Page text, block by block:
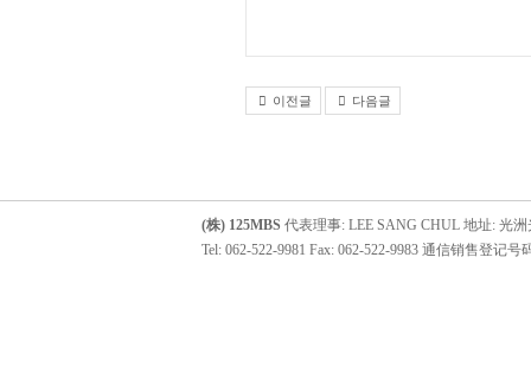
이전글 다음글
(株) 125MBS 代表理事: LEE SANG CHUL 地址: 光
Tel: 062-522-9981 Fax: 062-522-9983 通信销售登记